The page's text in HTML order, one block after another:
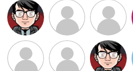
زهرا ~ ابتین
سید محمد
موسوی